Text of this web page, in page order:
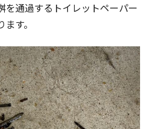
を通過するトイレットペーパー
す。